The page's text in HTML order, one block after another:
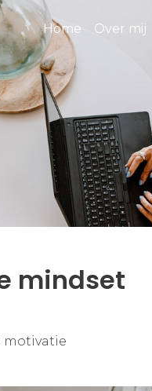
Home Over mij
mindset
motivatie